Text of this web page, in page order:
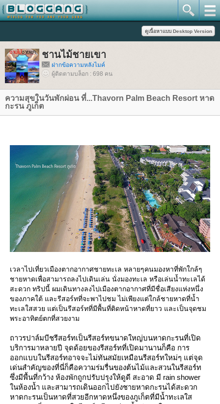
ชานไม้ชายเขา
ฝากข้อความหลังไมค์
ผู้ติดตามบล็อก : 698 คน
ความสุขในวันพักผ่อน ที่...Thavorn Palm Beach Resort หาด
กะรน ภูเก็ต
เวลาไปเที่ยวเมืองตากอากาศชายทะเล หลายๆคนมองหาที่พักใกล้ๆ
ชายหาดเพื่อสามารถลงไปเดินเล่น นั่งมองทะเล หรือเล่นน้ำทะเลได้
สะดวก ทริปนี้ ผมเดินทางลงไปเมืองตากอากาศที่มีชื่อเสียงแห่งหนึ่ง
ของภาคใต้ และรีสอร์ทที่จะพาไปชม ไม่เพียงแต่ใกล้ชายหาดที่น้ำ
ทะเลใสสวย แต่เป็นรีสอร์ทที่มีพื้นที่ติดหน้าหาดที่ยาว และเป็นจุดชม
พระอาทิตย์ตกที่สวยงาม
ถาวรปาล์มบีชรีสอร์ทเป็นรีสอร์ทขนาดใหญ่บนหาดกะรนที่เปิด
บริการมาหลายปี จุดด้อยของรีสอร์ทที่เปิดมานานก็คือ การ
ออกแบบในรีสอร์ทอาจจะไม่ทันสมัยเหมือนรีสอร์ทใหม่ๆ แต่จุด
เด่นสำคัญของที่นี่ก็คือความร่มรื่นของต้นไม้และสวนในรีสอร์ท
ซึ่งมีพื้นที่กว้าง ห้องพักถูกปรับปรุงให้ดูดี สะอาด มี rain shower
นห้องน้ำ และสามารถเดินออกไปยังชายหาดกะรนได้สะดวก
หาดกะรนเป็นหาดที่สวยอีกหาดหนึ่งของภูเก็ตที่มีน้ำทะเลใส